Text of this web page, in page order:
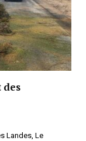
des
Landes, Le